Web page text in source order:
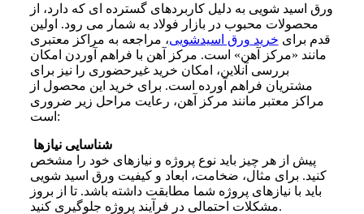
ورق اسید شویی به دلیل کاربردهای گسترده ای که دارد، از
محصولات محبوب در بازار فولاد به شمار می رود. اولین
قدم برای خرید ورق اسیدشویی، مراجعه به مراکز معتبری
مانند «مرکز آهن» است. مرکز آهن با فراهم آوردن امکان
بررسی آنلاین، امکان خرید غیرحضوری را نیز برای
مشتریان فراهم آورده است. برای خرید این محصول از
مراکز معتبر مانند مرکز آهن، رعایت مراحل زیر ضروری
است:
شناسایی نیازها
پیش از هر چیز باید نوع پروژه و نیازهای خود را مشخص
کنید. برای مثال، ضخامت، ابعاد و کیفیت ورق اسید شویی
باید با نیازهای پروژه شما مطابقت داشته باشد. تا از بروز
مشکلات احتمالی در فرآیند پروژه جلوگیری کنید.